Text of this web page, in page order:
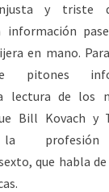
injusta y
en mano.
pitones
lectura de los
Bill Kovach y
la profesión
que habla